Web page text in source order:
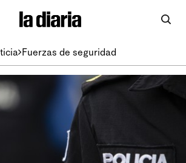
Fuerzas de seguridad